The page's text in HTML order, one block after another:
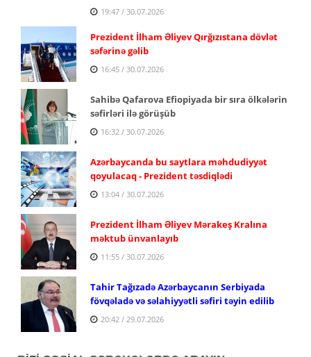
19:47 / 30.07.2026
Prezident İlham Əliyev Qırğızıstana dövlət
səfərinə gəlib
16:45 / 30.07.2026
Sahibə Qafarova Efiopiyada bir sıra ölkələrin
səfirləri ilə görüşüb
16:32 / 30.07.2026
Azərbaycanda bu saytlara məhdudiyyət
qoyulacaq - Prezident təsdiqlədi
13:04 / 30.07.2026
Prezident İlham Əliyev Mərakeş Kralına
məktub ünvanlayıb
11:55 / 30.07.2026
Tahir Tağızadə Azərbaycanın Serbiyada
fövqəladə və səlahiyyətli səfiri təyin edilib
20:42 / 29.07.2026